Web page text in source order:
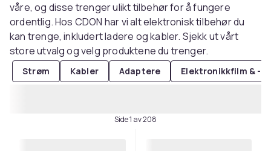
våre, og disse trenger ulikt tilbehør for å fungere
ordentlig. Hos CDON har vi alt elektronisk tilbehør du
kan trenge, inkludert ladere og kabler. Sjekk ut vårt
store utvalg og velg produktene du trenger.
Strøm Kabler Adaptere Elektronikkfilm & -
Side 1 av 208